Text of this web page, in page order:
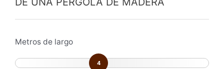
Metros de largo
4